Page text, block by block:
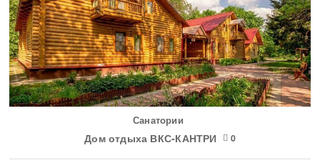
Санатории
Дом отдыха ВКС-КАНТРИ 0